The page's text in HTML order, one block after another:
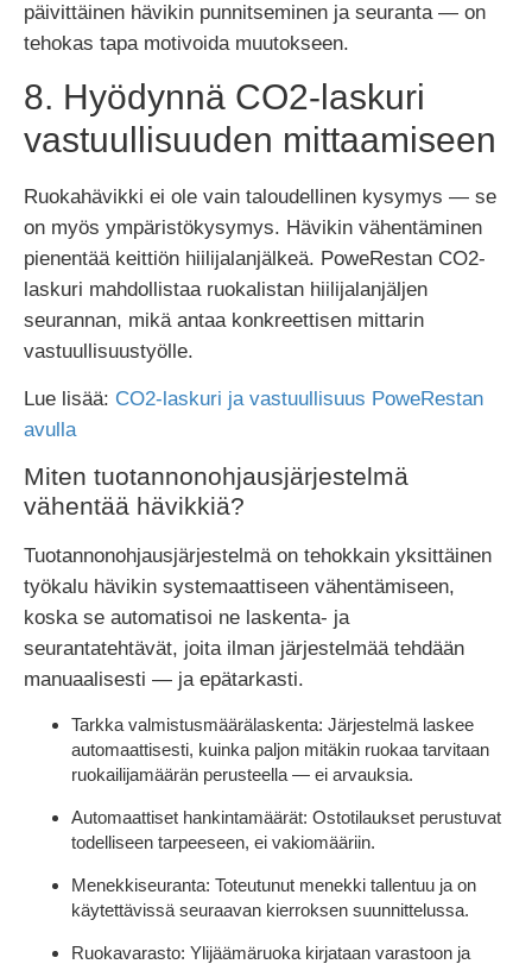
päivittäinen hävikin punnitseminen ja seuranta — on
tehokas tapa motivoida muutokseen.
8. Hyödynnä CO2-laskuri
vastuullisuuden mittaamiseen
Ruokahävikki ei ole vain taloudellinen kysymys — se
on myös ympäristökysymys. Hävikin vähentäminen
pienentää keittiön hiilijalanjälkeä. PoweRestan CO2-
laskuri mahdollistaa ruokalistan hiilijalanjäljen
seurannan, mikä antaa konkreettisen mittarin
vastuullisuustyölle.
Lue lisää: CO2-laskuri ja vastuullisuus PoweRestan
avulla
Miten tuotannonohjausjärjestelmä
vähentää hävikkiä?
Tuotannonohjausjärjestelmä on tehokkain yksittäinen
työkalu hävikin systemaattiseen vähentämiseen,
koska se automatisoi ne laskenta- ja
seurantatehtävät, joita ilman järjestelmää tehdään
manuaalisesti — ja epätarkasti.
Tarkka valmistusmäärälaskenta: Järjestelmä laskee
automaattisesti, kuinka paljon mitäkin ruokaa tarvitaan
ruokailijamäärän perusteella — ei arvauksia.
Automaattiset hankintamäärät: Ostotilaukset perustuvat
todelliseen tarpeeseen, ei vakiomääriin.
Menekkiseuranta: Toteutunut menekki tallentuu ja on
käytettävissä seuraavan kierroksen suunnittelussa.
Ruokavarasto: Ylijäämäruoka kirjataan varastoon ja